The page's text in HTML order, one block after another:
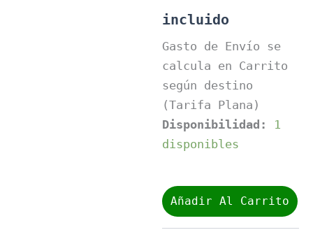
incluido
Gasto de Envío se
calcula en Carrito
según destino
(Tarifa Plana)
Disponibilidad:
1
disponibles
-
Last
Añadir Al Carrito